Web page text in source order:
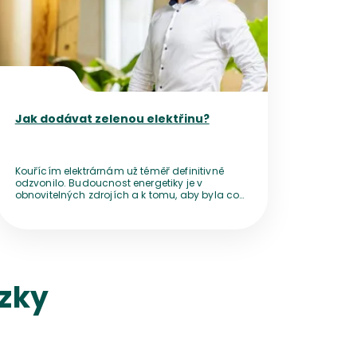
Jak dodávat zelenou elektřinu?
Kouřícím elektrárnám už téměř definitivně
odzvonilo. Budoucnost energetiky je v
obnovitelných zdrojích a k tomu, aby byla co
připojit do sítě? A jak se bude trh s elektřinou z
obnovitelných zdrojů vyvíjet dál?